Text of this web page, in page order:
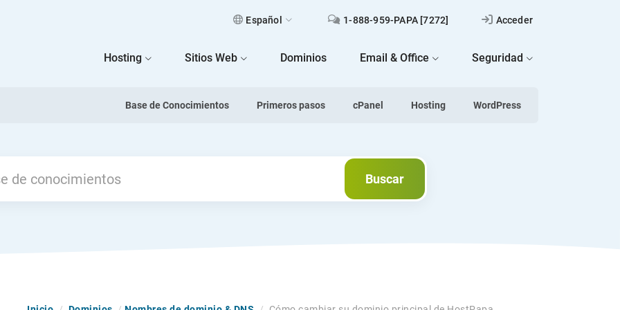
Español 1-888-959-PAPA [7272] Acceder
Hosting Sitios Web Dominios Email & Office Seguridad
Base de Conocimientos Primeros pasos cPanel Hosting WordPress
Buscar
Buscar